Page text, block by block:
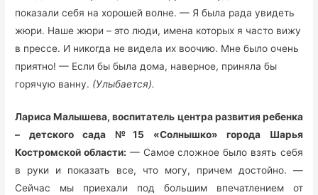
показали себя на хорошей волне. — Я была рада увидеть
жюри. Наше жюри – это люди, имена которых я часто вижу
в прессе. И никогда не видела их воочию. Мне было очень
приятно! — Если бы была дома, наверное, приняла бы
горячую ванну. (Улыбается).
Лариса Малышева, воспитатель центра развития ребенка
– детского сада №15 «Солнышко» города Шарья
Костромской области: — Самое сложное было взять себя
в руки и показать все, что могу, причем достойно. —
Сейчас мы приехали под большим впечатлением от